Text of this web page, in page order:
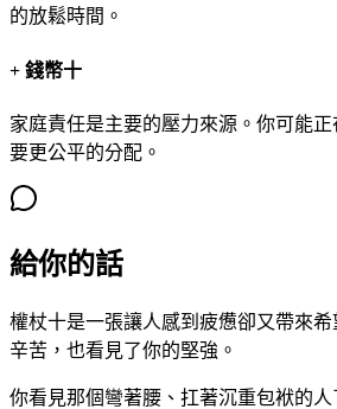
的放鬆時間。
+ 錢幣十
家庭責任是主要的壓力來源。你可能
要更公平的分配。
給你的話
權杖十是一張讓人感到疲憊卻又帶來
辛苦，也看見了你的堅強。
你看見那個彎著腰、扛著沉重包袱的